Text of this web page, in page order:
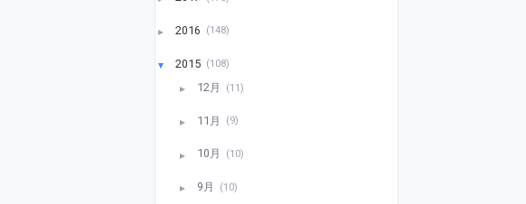
► 2016 (148)
▼ 2015 (108)
► 12月 (11)
► 11月 (9)
► 10月 (10)
► 9月 (10)